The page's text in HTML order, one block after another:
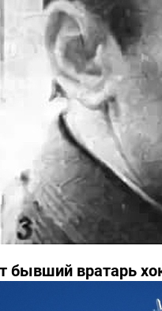
бывший вратарь